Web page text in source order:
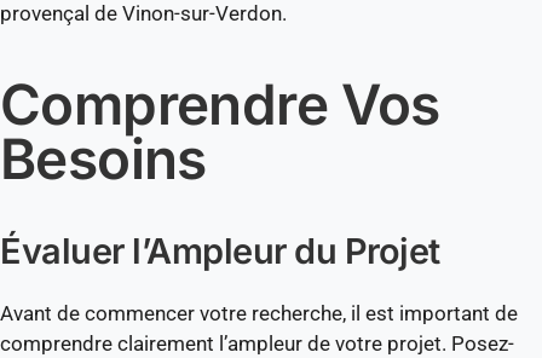
provençal de Vinon-sur-Verdon.
Comprendre Vos
Besoins
Évaluer l’Ampleur du Projet
Avant de commencer votre recherche, il est important de
comprendre clairement l’ampleur de votre projet. Posez-